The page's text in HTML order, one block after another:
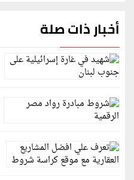
أخبار ذات صلة